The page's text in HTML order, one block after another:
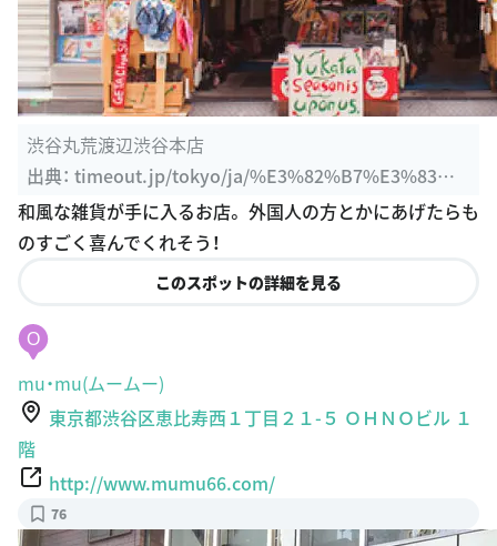
渋谷丸荒渡辺渋谷本店
出典： timeout.jp/tokyo/ja/%E3%82%B7%E3%83%A
7%E3%83%83%E3%83%94%E3%83%B3%E3%82%
B0/%E6%B8%8B%E8%B0%B7%E4%B8%B8%E8%8
8%B0%B7%E6%9C%AC%E5%BA%97
和風な雑貨が手に入るお店。 外国人の方とかにあげたらも
のすごく喜んでくれそう！
このスポットの詳細を見る
O
mu・mu(ムームー)
東京都渋谷区恵比寿西１丁目２１-５ ＯＨＮＯビル １
階
http://www.mumu66.com/
76